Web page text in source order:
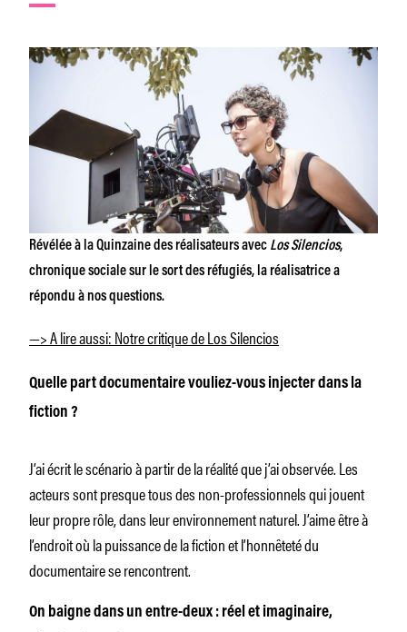
Révélée à la Quinzaine des réalisateurs avec Los Silencios,
chronique sociale sur le sort des réfugiés, la réalisatrice a
répondu à nos questions.
—> A lire aussi: Notre critique de Los Silencios
Quelle part documentaire vouliez-vous injecter dans la
fiction ?
J’ai écrit le scénario à partir de la réalité que j’ai observée. Les
acteurs sont presque tous des non-professionnels qui jouent
leur propre rôle, dans leur environnement naturel. J’aime être à
l’endroit où la puissance de la fiction et l’honnêteté du
documentaire se rencontrent.
On baigne dans un entre-deux : réel et imaginaire,